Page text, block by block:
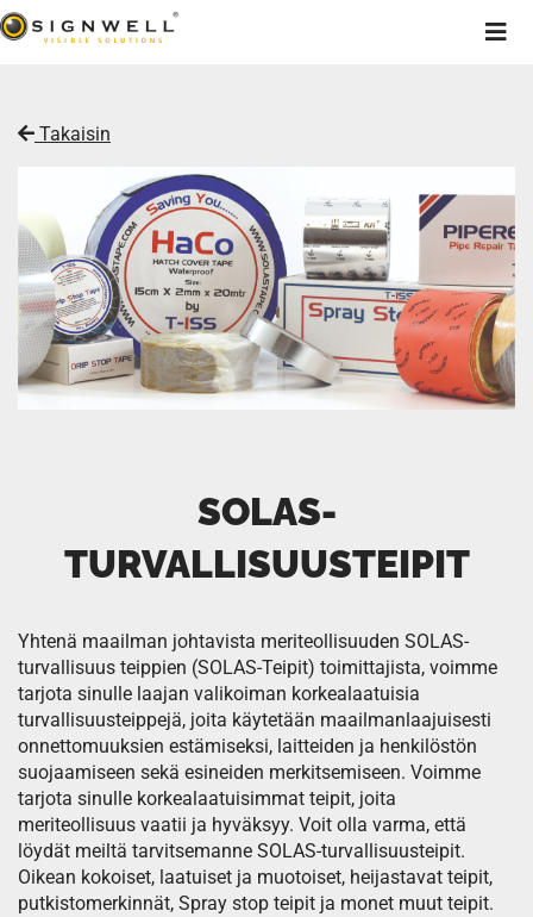
Takaisin
SOLAS-
TURVALLISUUSTEIPIT
Yhtenä maailman johtavista meriteollisuuden SOLAS-
turvallisuus teippien (SOLAS-Teipit) toimittajista, voimme
tarjota sinulle laajan valikoiman korkealaatuisia
turvallisuusteippejä, joita käytetään maailmanlaajuisesti
onnettomuuksien estämiseksi, laitteiden ja henkilöstön
suojaamiseen sekä esineiden merkitsemiseen. Voimme
tarjota sinulle korkealaatuisimmat teipit, joita
meriteollisuus vaatii ja hyväksyy. Voit olla varma, että
löydät meiltä tarvitsemanne SOLAS-turvallisuusteipit.
Oikean kokoiset, laatuiset ja muotoiset, heijastavat teipit,
putkistomerkinnät, Spray stop teipit ja monet muut teipit.